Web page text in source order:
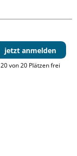
jetzt anmelden
20 von 20 Plätzen frei